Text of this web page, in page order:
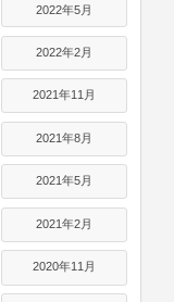
2022年5月
2022年2月
2021年11月
2021年8月
2021年5月
2021年2月
2020年11月